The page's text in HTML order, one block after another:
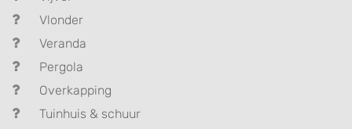
Vlonder
Veranda
Pergola
Overkapping
Tuinhuis & schuur